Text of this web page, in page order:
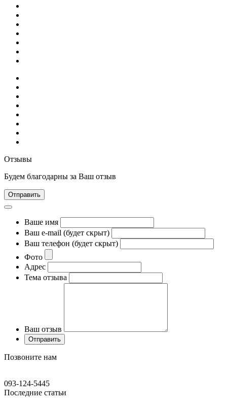
Отзывы
Будем благодарны за Ваш отзыв
Отправить
Ваше имя
Ваш e-mail (будет скрыт)
Ваш телефон (будет скрыт)
Фото
Адрес
Тема отзыва
Ваш отзыв
Позвоните нам
093-124-5445
Последние статьи